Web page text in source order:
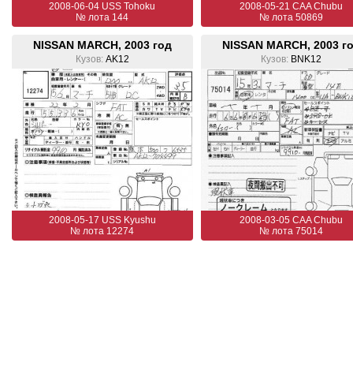
2008-06-04 USS Tohoku
№ лота 144
2008-05-21 CAA Chubu
№ лота 50869
NISSAN MARCH, 2003 год
Кузов: AK12
2008-05-17 USS Kyushu
№ лота 12274
NISSAN MARCH, 2003
Кузов: BNK12
2008-03-05 CAA Chubu
№ лота 75014